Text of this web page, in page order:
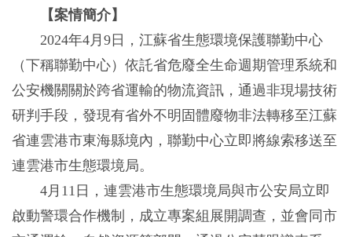
【案情簡介】
2024年4月9日，江蘇省生態環境保護聯勤中心
（下稱聯勤中心）依託省危廢全生命週期管理系統和
公安機關關於跨省運輸的物流資訊，通過非現場技術
研判手段，發現有省外不明固體廢物非法轉移至江蘇
省連雲港市東海縣境內，聯勤中心立即將線索移送至
連雲港市生態環境局。
4月11日，連雲港市生態環境局與市公安局立即
啟動警環合作機制，成立專案組展開調查，並會同市